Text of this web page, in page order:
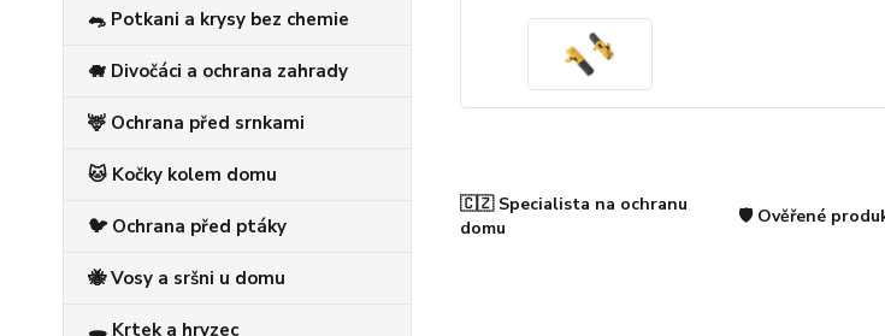
🐀 Potkani a krysy bez chemie
🐗 Divočáci a ochrana zahrady
🦌 Ochrana před srnkami
🐱 Kočky kolem domu
🐦 Ochrana před ptáky
🐝 Vosy a sršni u domu
🕳️ Krtek a hryzec
🇨🇿 Specialista na ochranu
domu
🛡️ Ověřené